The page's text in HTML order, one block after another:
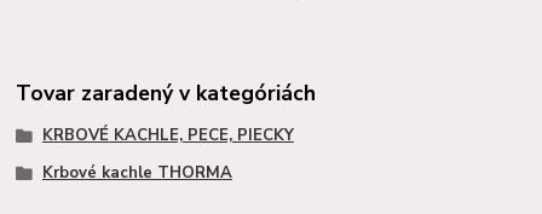
Tovar zaradený v kategóriách
KRBOVÉ KACHLE, PECE, PIECKY
Krbové kachle THORMA